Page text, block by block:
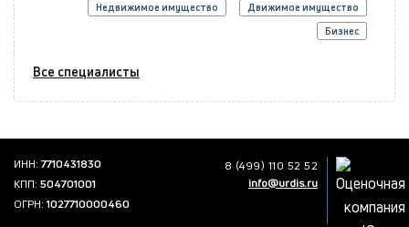
Недвижимое имущество
Движимое имущество
Бизнес
Все специалисты
ИНН: 7710431830
КПП: 504701001
ОГРН:1027710000460
8 (499) 110 52 52
info@urdis.ru